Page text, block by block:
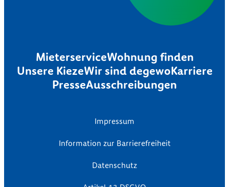
MieterserviceWohnung finden
Unsere KiezeWir sind degewoKarriere
PresseAusschreibungen
Impressum
Information zur Barrierefreiheit
Datenschutz